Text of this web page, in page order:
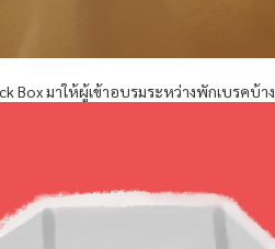
Box มาให้ผู้เข้าอบรมระหว่างพักเบรคบ้าง